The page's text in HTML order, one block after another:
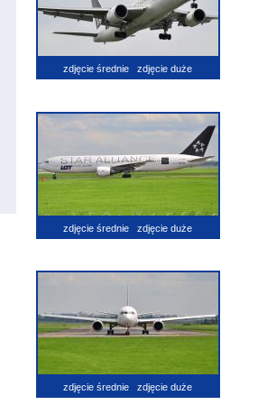
zdjęcie średnie zdjęcie duże
zdjęcie średnie zdjęcie duże
zdjęcie średnie zdjęcie duże